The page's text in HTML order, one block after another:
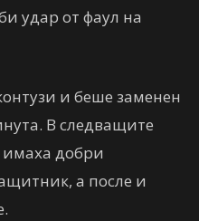
удар от фаул на
и беше заменен
В следващите
имаха добри
а после и